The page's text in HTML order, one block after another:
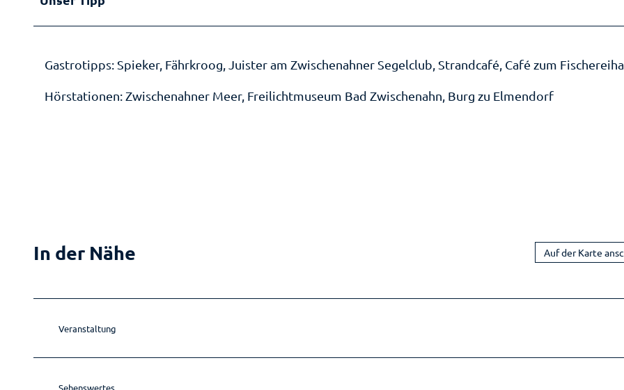
Gastrotipps: Spieker, Fährkroog, Juister am Zwischenahner Segelclub, Strandcafé, Café zum
Hörstationen: Zwischenahner Meer, Freilichtmuseum Bad Zwischenahn, Burg zu Elmendorf
In der Nähe Auf der Karte
Veranstaltung
Sehenswertes